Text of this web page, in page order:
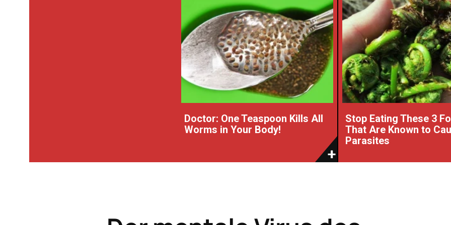
Doctor: One Teaspoon Kills All
Worms in Your Body!
Stop Eating These 3
That Are Known to
Parasites